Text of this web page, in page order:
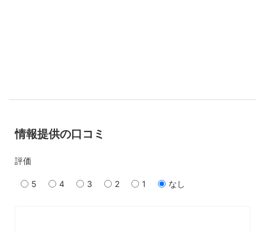
情報提供の口コミ
評価
5 4 3 2 1 なし